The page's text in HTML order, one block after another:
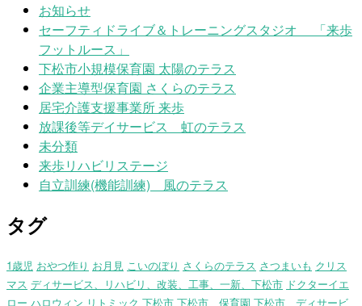
お知らせ
セーフティドライブ＆トレーニングスタジオ 「来歩
フットルース」
下松市小規模保育園 太陽のテラス
企業主導型保育園 さくらのテラス
居宅介護支援事業所 来歩
放課後等デイサービス 虹のテラス
未分類
来歩リハビリステージ
自立訓練(機能訓練) 風のテラス
タグ
1歳児 おやつ作り お月見 こいのぼり さくらのテラス さつまいも クリス
マス ディサービス、リハビリ、改装、工事、一新、下松市 ドクターイエ
ロー ハロウィン リトミック 下松市 下松市 保育園 下松市、ディサービ